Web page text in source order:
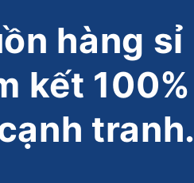
hàng sỉ
kết 100%
tranh.